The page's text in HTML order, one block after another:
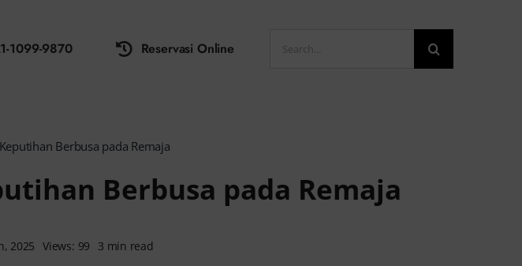
1099-9870 Reservasi Online
for:
Berbusa pada Remaja
Berbusa pada Remaja
2025 Views: 99 3 min read